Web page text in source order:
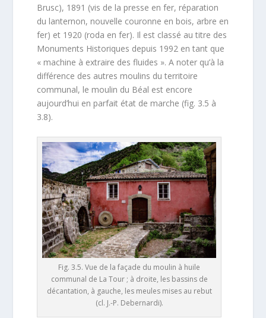
Brusc), 1891 (vis de la presse en fer, réparation
du lanternon, nouvelle couronne en bois, arbre en
fer) et 1920 (roda en fer). Il est classé au titre des
Monuments Historiques depuis 1992 en tant que
« machine à extraire des fluides ». A noter qu’à la
différence des autres moulins du territoire
communal, le moulin du Béal est encore
aujourd’hui en parfait état de marche (fig. 3.5 à
3.8).
Fig. 3.5. Vue de la façade du moulin à huile
communal de La Tour ; à droite, les bassins de
décantation, à gauche, les meules mises au rebut
(cl. J.-P. Debernardi).